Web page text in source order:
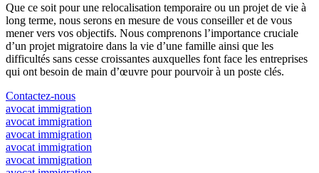
Que ce soit pour une relocalisation temporaire ou un projet de vie à
long terme, nous serons en mesure de vous conseiller et de vous
mener vers vos objectifs. Nous comprenons l’importance cruciale
d’un projet migratoire dans la vie d’une famille ainsi que les
difficultés sans cesse croissantes auxquelles font face les entreprises
qui ont besoin de main d’œuvre pour pourvoir à un poste clés.
Contactez-nous
avocat immigration
avocat immigration
avocat immigration
avocat immigration
avocat immigration